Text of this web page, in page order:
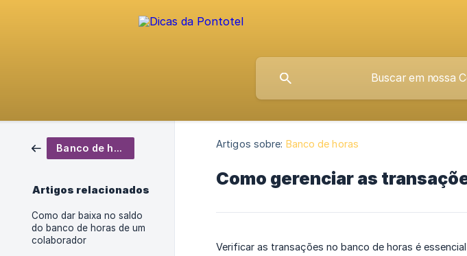
Banco de horas
Artigos relacionados
Como dar baixa no saldo
do banco de horas de um
colaborador
Artigos sobre: Banco de horas
Como gerenciar as
Verificar as transações no banco de horas é